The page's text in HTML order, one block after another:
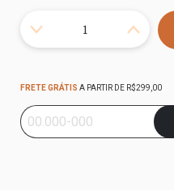
Frete grátis
Entregas para o CEP:
FRETE GRÁTIS A PARTIR DE R$299,00